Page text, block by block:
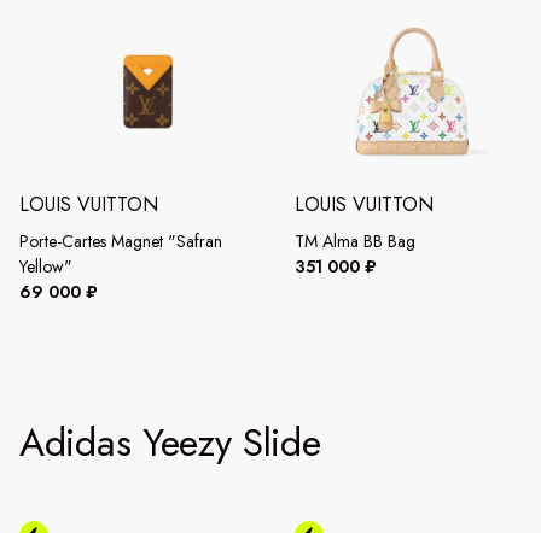
LOUIS VUITTON
Porte-Cartes Magnet "Safran
Yellow"
69 000 ₽
LOUIS VUITTON
TM Alma BB Bag
351 000 ₽
Adidas Yeezy Slide